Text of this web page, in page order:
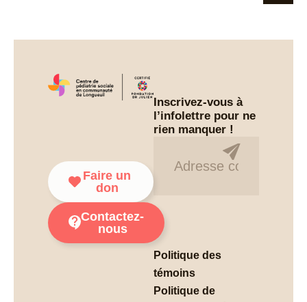
Faire un
don
Contactez-
nous
Politique des
témoins
Politique de
Inscrivez-vous à
l’infolettre pour ne
rien manquer !